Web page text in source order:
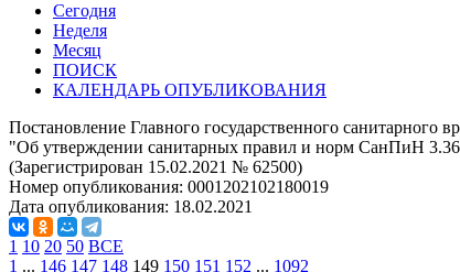
Сегодня
Неделя
Месяц
ПОИСК
КАЛЕНДАРЬ ОПУБЛИКОВАНИЯ
Постановление Главного государственного санитарного
"Об утверждении санитарных правил и норм СанПиН
(Зарегистрирован 15.02.2021 № 62500)
Номер опубликования: 0001202102180019
Дата опубликования: 18.02.2021
1 10 20 50 ВСЕ
1 ... 146 147 148 149 150 151 152 ... 1092